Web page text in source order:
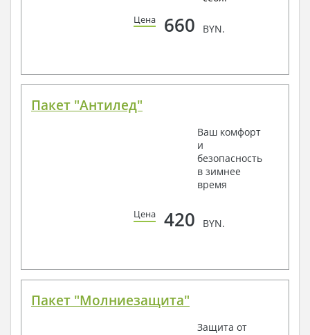
Цена 660 BYN.
Пакет "Антилед"
Ваш комфорт
и
безопасность
в зимнее
время
Цена 420 BYN.
Пакет "Молниезащита"
Защита от